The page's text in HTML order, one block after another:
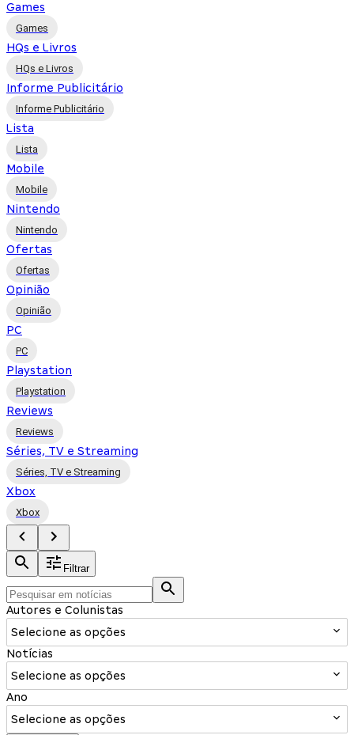
Games
Games
HQs e Livros
HQs e Livros
Informe Publicitário
Informe Publicitário
Lista
Lista
Mobile
Mobile
Nintendo
Nintendo
Ofertas
Ofertas
Opinião
Opinião
PC
PC
Playstation
Playstation
Reviews
Reviews
Séries, TV e Streaming
Séries, TV e Streaming
Xbox
Xbox
Filtrar
Autores e Colunistas
Selecione as opções
Notícias
Selecione as opções
Ano
Selecione as opções